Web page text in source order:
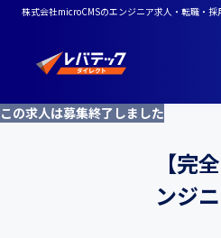
株式会社microCMSのエンジニア求人・転職・
この求人は募集終了しました
【完
ンジ